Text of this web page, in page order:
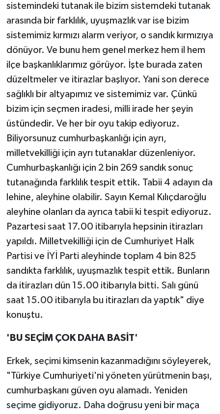
sistemindeki tutanak ile bizim sistemdeki tutanak
arasında bir farklılık, uyuşmazlık var ise bizim
sistemimiz kırmızı alarm veriyor, o sandık kırmızıya
dönüyor. Ve bunu hem genel merkez hem il hem
ilçe başkanlıklarımız görüyor. İşte burada zaten
düzeltmeler ve itirazlar başlıyor. Yani son derece
sağlıklı bir altyapımız ve sistemimiz var. Çünkü
bizim için seçmen iradesi, milli irade her şeyin
üstündedir. Ve her bir oyu takip ediyoruz.
Biliyorsunuz cumhurbaşkanlığı için ayrı,
milletvekilliği için ayrı tutanaklar düzenleniyor.
Cumhurbaşkanlığı için 2 bin 269 sandık sonuç
tutanağında farklılık tespit ettik. Tabii 4 adayın da
lehine, aleyhine olabilir. Sayın Kemal Kılıçdaroğlu
aleyhine olanları da ayrıca tabii ki tespit ediyoruz.
Pazartesi saat 17.00 itibarıyla hepsinin itirazları
yapıldı. Milletvekilliği için de Cumhuriyet Halk
Partisi ve İYİ Parti aleyhinde toplam 4 bin 825
sandıkta farklılık, uyuşmazlık tespit ettik. Bunların
da itirazları dün 15.00 itibarıyla bitti. Salı günü
saat 15.00 itibarıyla bu itirazları da yaptık" diye
konuştu.
'BU SEÇİM ÇOK DAHA BASİT'
Erkek, seçimi kimsenin kazanmadığını söyleyerek,
"Türkiye Cumhuriyeti'ni yöneten yürütmenin başı,
cumhurbaşkanı güven oyu alamadı. Yeniden
seçime gidiyoruz. Daha doğrusu yeni bir maça